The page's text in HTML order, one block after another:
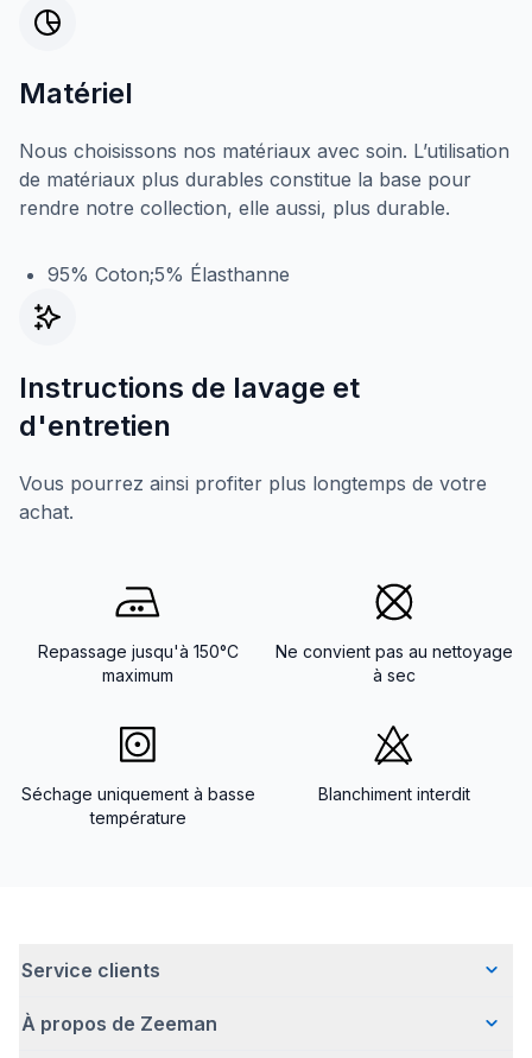
Matériel
Nous choisissons nos matériaux avec soin. L’utilisation
de matériaux plus durables constitue la base pour
rendre notre collection, elle aussi, plus durable.
95% Coton;5% Élasthanne
Instructions de lavage et
d'entretien
Vous pourrez ainsi profiter plus longtemps de votre
achat.
Repassage jusqu'à 150°C
maximum
Ne convient pas au nettoyage
à sec
Séchage uniquement à basse
température
Blanchiment interdit
Service clients
Questions fréquentes
À propos de Zeeman